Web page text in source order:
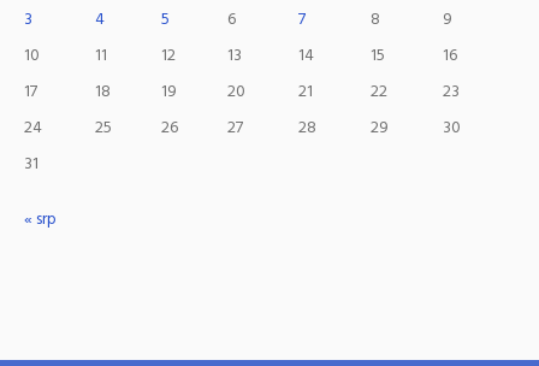
3
4 5 6 7 8
9
10
11 12 13 14 15
16
17
18 19 20 21 22
23
24
25 26 27 28 29
30
31
« srp